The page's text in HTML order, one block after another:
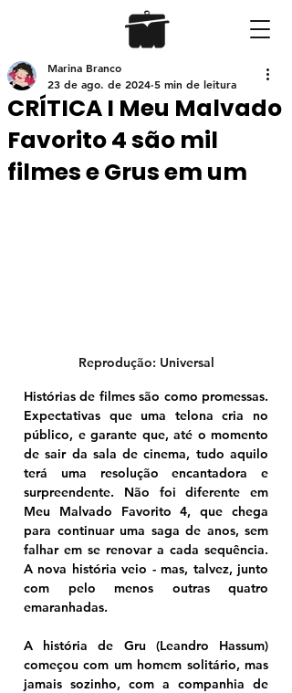
CRÍTICA I Meu Malvado
Favorito 4 são mil
filmes e Grus em um
Marina Branco
23 de ago. de 2024 5 min de leitura
Reprodução: Universal
Histórias de filmes são como promessas.
Expectativas que uma telona cria no
público, e garante que, até o momento
de sair da sala de cinema, tudo aquilo
terá uma resolução encantadora e
surpreendente. Não foi diferente em
Meu Malvado Favorito 4, que chega
para continuar uma saga de anos, sem
falhar em se renovar a cada sequência.
A nova história veio - mas, talvez, junto
com pelo menos outras quatro
emaranhadas.
A história de Gru (Leandro Hassum)
começou com um homem solitário, mas
jamais sozinho, com a companhia de